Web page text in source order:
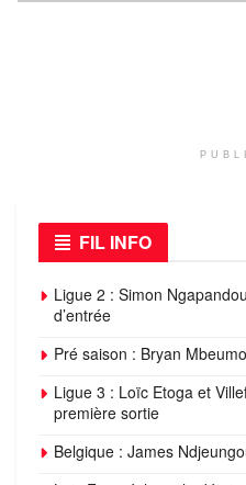
FIL INFO
Ligue 2 : Simon
d’entrée
Pré saison : Bryan
Ligue 3 : Loïc Etoga et
première sortie
Belgique : James